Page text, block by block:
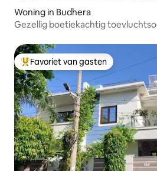
Woning in Budhera
Gezellig boetiekachtig
Topfavoriet van gasten
Favoriet van gasten